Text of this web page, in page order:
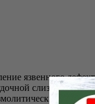
язвенного
слизи,